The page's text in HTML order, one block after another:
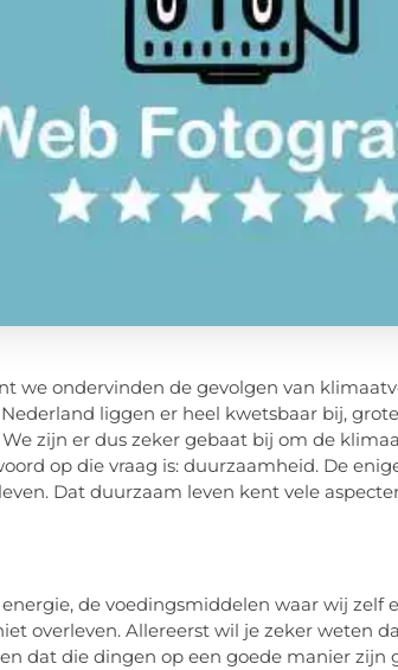
we ondervinden de gevolgen van
liggen er heel kwetsbaar bij,
zijn er dus zeker gebaat bij om de
op die vraag is: duurzaamheid. De
Dat duurzaam leven kent vele
de voedingsmiddelen waar wij zelf
overleven. Allereerst wil je zeker weten
dat die dingen op een goede manier